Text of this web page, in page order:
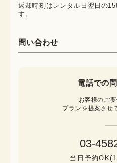
返却時刻はレンタル日翌日の
す。
問い合わせ
電話での
お客様のご
プランを提案させ
03-
当日予約